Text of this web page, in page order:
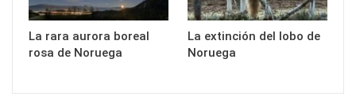
La rara aurora boreal
rosa de Noruega
La extinción del lobo de
Noruega